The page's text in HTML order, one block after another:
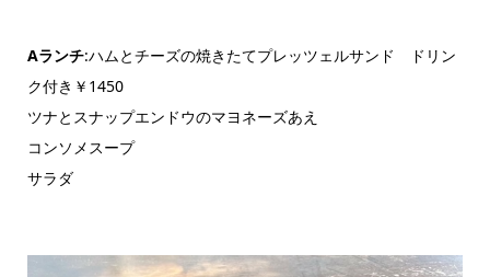
Aランチ:ハムとチーズの焼きたてプレッツェルサンド ドリン
ク付き￥1450
ツナとスナップエンドウのマヨネーズあえ
コンソメスープ
サラダ